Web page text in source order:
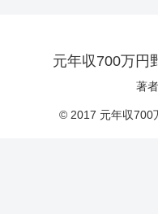
元年収700万円
著
© 2017 元年収700